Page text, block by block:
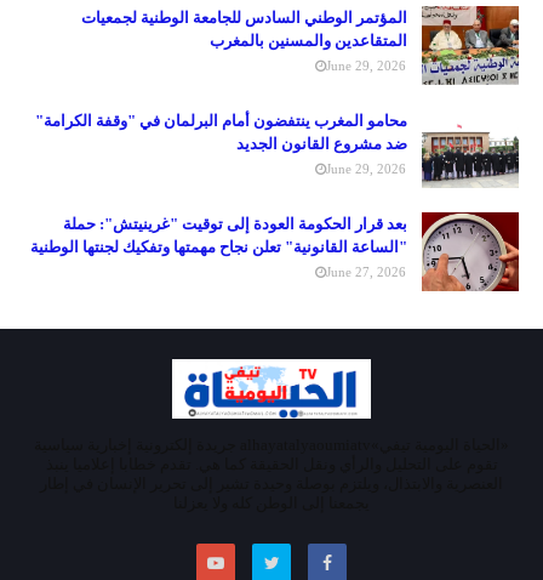
المؤتمر الوطني السادس للجامعة الوطنية لجمعيات
المتقاعدين والمسنين بالمغرب
June 29, 2026
محامو المغرب ينتفضون أمام البرلمان في "وقفة الكرامة"
ضد مشروع القانون الجديد
June 29, 2026
بعد قرار الحكومة العودة إلى توقيت "غرينيتش": حملة
"الساعة القانونية" تعلن نجاح مهمتها وتفكيك لجنتها الوطنية
June 27, 2026